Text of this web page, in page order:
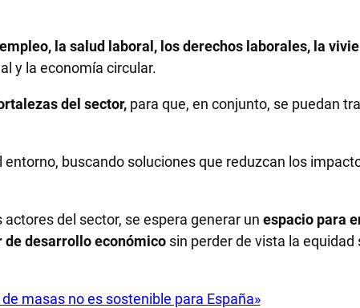
empleo, la salud laboral, los derechos laborales, la
y la economía circular.
del sector, para que, en conjunto, se puedan
buscando soluciones que reduzcan los
del sector, se espera generar un espacio para
desarrollo económico sin perder de vista la equidad
masas no es sostenible para España»